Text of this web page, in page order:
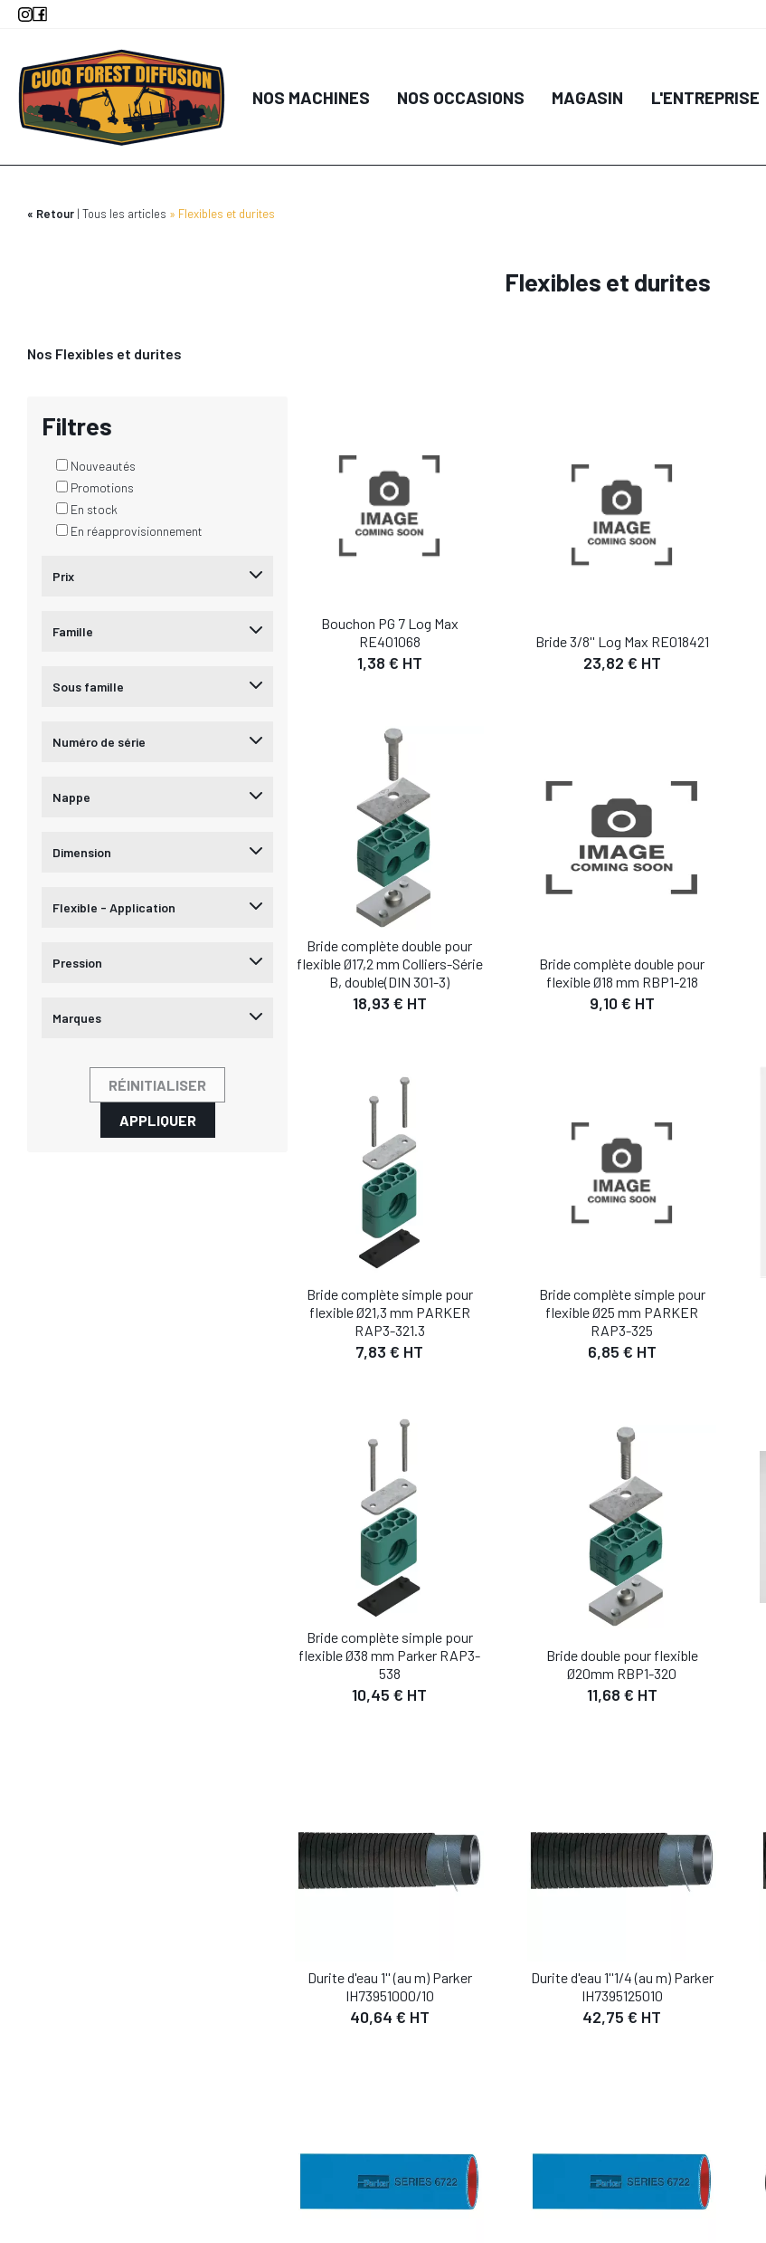
Aller
principal
NOS MACHINES NOS OCCASIONS MAGASIN L'ENTREPRISE
Retour Tous les articles Flexibles et durites
Flexibles et durites
Nos Flexibles et durites
Filtres
Nouveautés
Promotions
En stock
En réapprovisionnement
Prix
Famille
Sous famille
Numéro de série
Nappe
Dimension
Flexible - Application
Pression
Marques
RÉINITIALISER
APPLIQUER
Bouchon PG 7 Log Max
RE401068
1,38 € HT
AJOUTER AU PANIER
Bride 3/8'' Log Max RE018421
23,82 € HT
AJOUTER AU PANIER
Bride complète double pour
flexible Ø17,2 mm Colliers-Série
B, double(DIN 301-3)
18,93 € HT
Bride complète double pour
flexible Ø18 mm RBP1-218
9,10 € HT
Bride complète simple pour
flexible Ø21,3 mm PARKER
RAP3-321.3
7,83 € HT
DÉTAIL
AJOUTER AU PANIER
Bride complète simple pour
flexible Ø25 mm PARKER
RAP3-325
6,85 € HT
AJOUTER AU PANIER
Bride complète simple pour
flexible Ø38 mm Parker RAP3-
538
10,45 € HT
DÉTAIL
AJOUTER AU PANIER
Bride double pour flexible
Ø20mm RBP1-320
11,68 € HT
AJOUTER AU PANIER
Durite d'eau 1'' (au m) Parker
IH73951000/10
40,64 € HT
DÉTAIL
AJOUTER AU PANIER
Durite d'eau 1''1/4 (au m) Parker
IH7395125010
42,75 € HT
DÉTAIL
AJOUTER AU PANIER